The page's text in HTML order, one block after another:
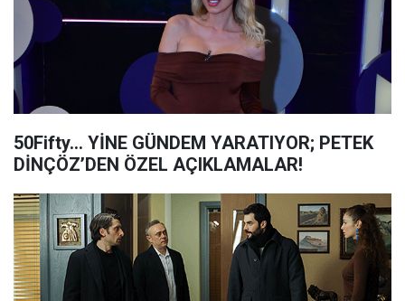
50Fifty… YİNE GÜNDEM YARATIYOR; PETEK
DİNÇÖZ’DEN ÖZEL AÇIKLAMALAR!